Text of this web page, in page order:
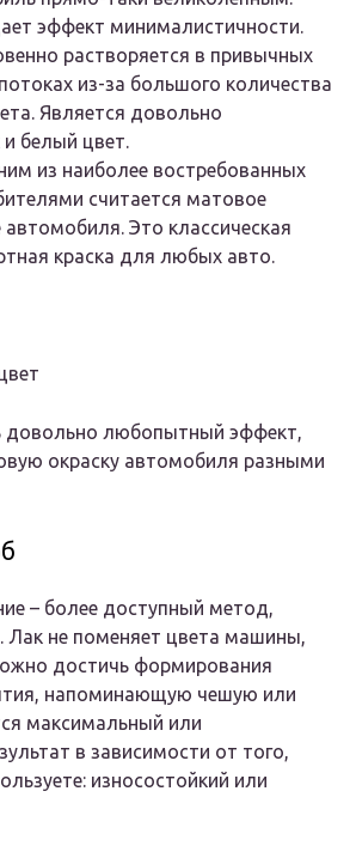
эффект минималистичности.
растворяется в привычных
из-за большого количества
Является довольно
белый цвет.
из наиболее востребованных
считается матовое
Это классическая
краска для любых авто.
довольно любопытный эффект,
окраску автомобиля разными
– более доступный метод,
Лак не поменяет цвета машины,
достичь формирования
напоминающую чешую или
максимальный или
в зависимости от того,
износостойкий или